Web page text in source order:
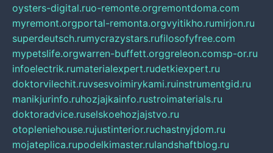
oysters-digital.ruo-remonte.orgremontdoma.com
myremont.orgportal-remonta.orgvyitikho.rumirjon.ru
superdeutsch.rumycrazystars.rufilosofyfree.com
mypetslife.orgwarren-buffett.orggreleon.comsp-or.ru
infoelectrik.rumaterialexpert.rudetkiexpert.ru
doktorvilechit.ruvsesvoimirykami.ruinstrumentgid.ru
manikjurinfo.ruhozjajkainfo.rustroimaterials.ru
doktoradvice.ruselskoehozjajstvo.ru
otopleniehouse.rujustinterior.ruchastnyjdom.ru
mojateplica.rupodelkimaster.rulandshaftblog.ru